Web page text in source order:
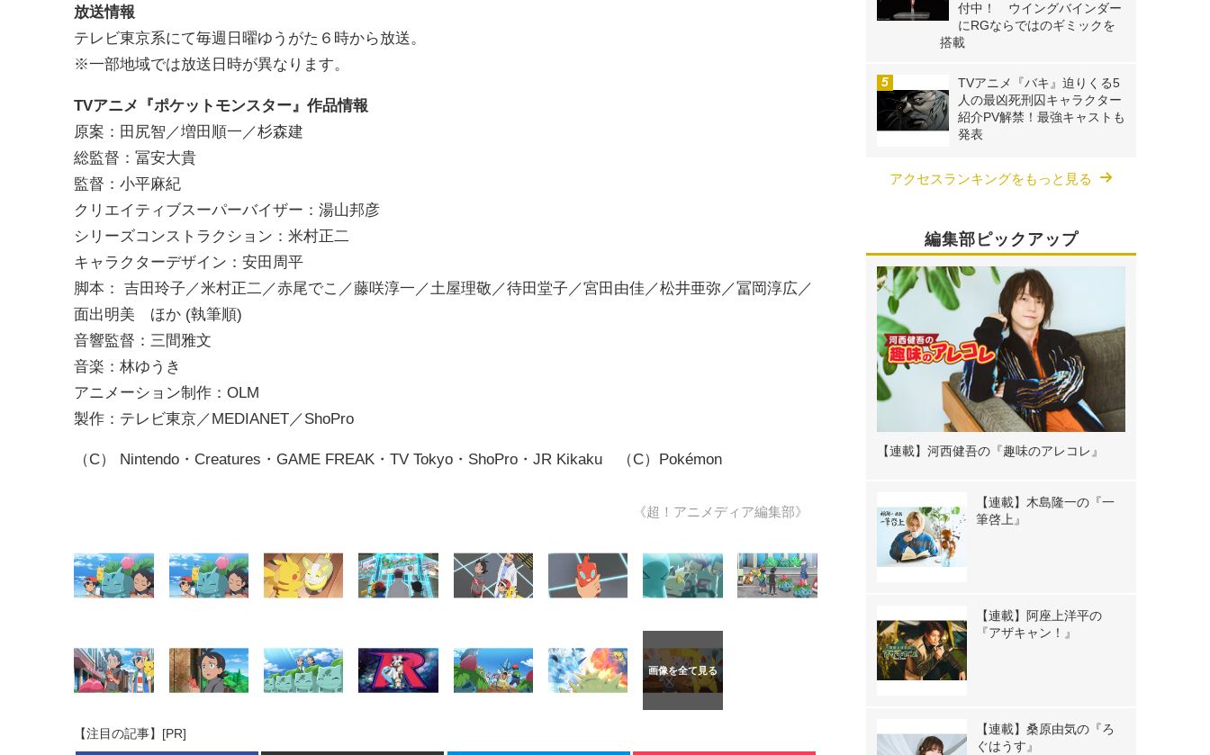
放送情報
テレビ東京系にて毎週日曜ゆうがた６時から放送。
※一部地域では放送日時が異なります。
TVアニメ『ポケットモンスター』作品情報
原案：田尻智／増田順一／杉森建
総監督：冨安大貴
監督：小平麻紀
クリエイティブスーパーバイザー：湯山邦彦
シリーズコンストラクション：米村正二
キャラクターデザイン：安田周平
脚本： 吉田玲子／米村正二／赤尾でこ／藤咲淳一／土屋理敬／待田堂子／宮田由佳／松井亜弥／冨岡淳広／
面出明美 ほか (執筆順)
音響監督：三間雅文
音楽：林ゆうき
アニメーション制作：OLM
製作：テレビ東京／MEDIANET／ShoPro
（C） Nintendo・Creatures・GAME FREAK・TV Tokyo・ShoPro・JR Kikaku （C）Pokémon
《超！アニメディア編集部》
【注目の記事】[PR]
付中！ ウイングバインダー
にRGならではのギミックを
搭載
TVアニメ『バキ』迫りくる5
人の最凶死刑囚キャラクター
紹介PV解禁！最強キャストも
発表
アクセスランキングをもっと見る
編集部ピックアップ
【連載】河西健吾の『趣味のアレコレ』
【連載】木島隆一の『一
筆啓上』
【連載】阿座上洋平の
『アザキャン！』
【連載】桑原由気の『ろ
ぐはうす』